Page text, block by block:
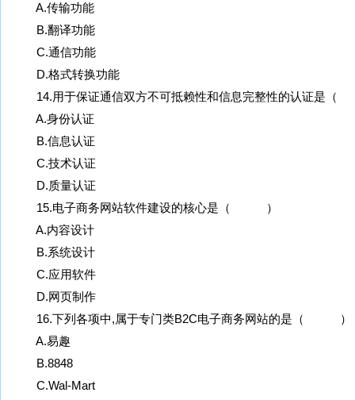
A.传输功能
B.翻译功能
C.通信功能
D.格式转换功能
14.用于保证通信双方不可抵赖性和信息完整性的认证
A.身份认证
B.信息认证
C.技术认证
D.质量认证
15.电子商务网站软件建设的核心是（ ）
A.内容设计
B.系统设计
C.应用软件
D.网页制作
16.下列各项中,属于专门类B2C电子商务网站的是（ ）
A.易趣
B.8848
C.Wal-Mart